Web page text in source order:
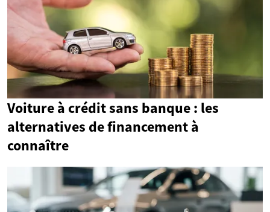
Voiture à crédit sans banque : les
alternatives de financement à
connaître